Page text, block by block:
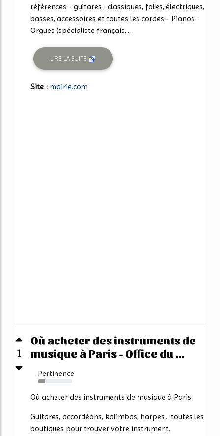
références - guitares : classiques, folks, électriques,
basses, accessoires et toutes les cordes - Pianos -
Orgues (spécialiste français,...
LIRE LA SUITE
Site : mairie.com
1
Où acheter des instruments de
musique à Paris - Office du ...
Pertinence
22%
Où acheter des instruments de musique à Paris
Guitares, accordéons, kalimbas, harpes... toutes les
boutiques pour trouver votre instrument.